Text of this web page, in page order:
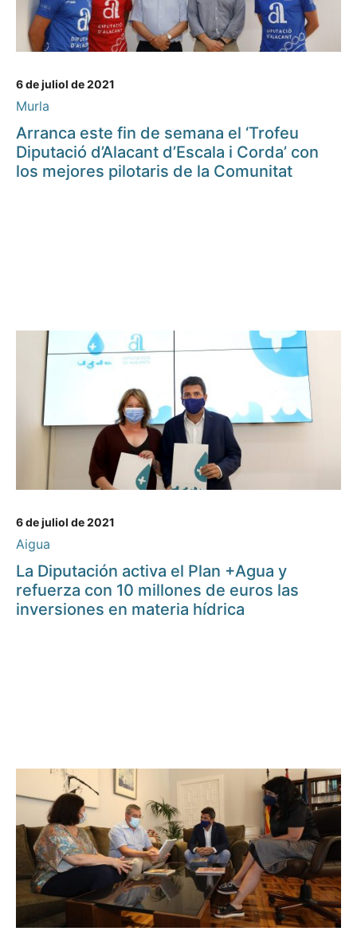
6 de juliol de 2021
Murla
Arranca este fin de semana el ‘Trofeu
Diputació d’Alacant d’Escala i Corda’ con
los mejores pilotaris de la Comunitat
6 de juliol de 2021
Aigua
La Diputación activa el Plan +Agua y
refuerza con 10 millones de euros las
inversiones en materia hídrica